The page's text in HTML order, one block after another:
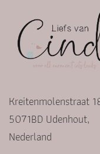
Kreitenmolenstraat
5071BD Udenhout,
Nederland